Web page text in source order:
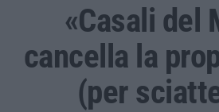
«Casali del
cancella la
(per